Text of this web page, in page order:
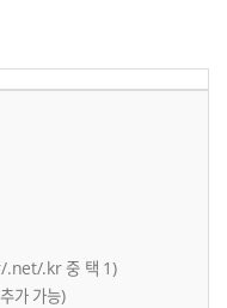
.net/.kr 중 택 1)
가 가능)